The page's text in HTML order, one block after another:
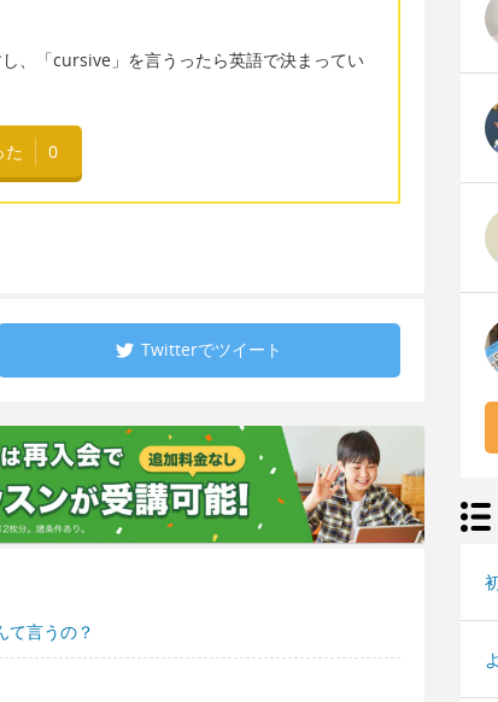
、「cursive」を言うったら英語で決まってい
た 0
Twitterでツイート
て言うの？